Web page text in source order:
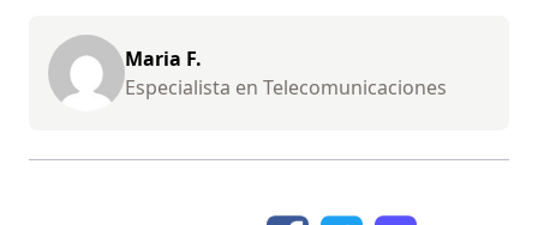
Maria F.
Especialista en Telecomunicaciones